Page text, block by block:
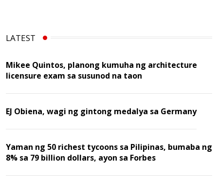
LATEST
Mikee Quintos, planong kumuha ng architecture
licensure exam sa susunod na taon
EJ Obiena, wagi ng gintong medalya sa Germany
Yaman ng 50 richest tycoons sa Pilipinas, bumaba ng
8% sa 79 billion dollars, ayon sa Forbes